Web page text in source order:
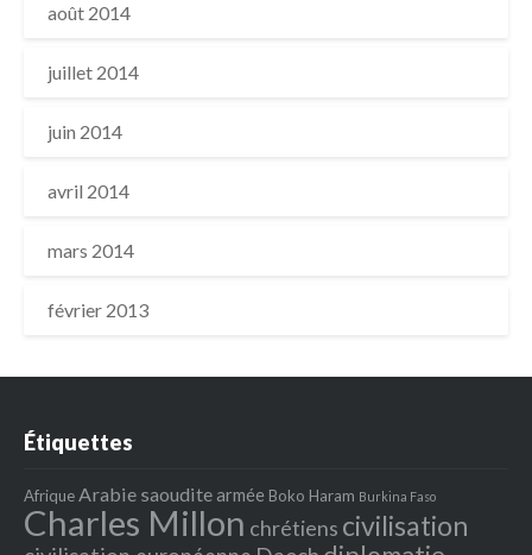
août 2014
juillet 2014
juin 2014
avril 2014
mars 2014
février 2013
Étiquettes
AfriqueArabie saoudite armée Boko Haram Burkina Faso
Charles Millon chrétiens civilisation